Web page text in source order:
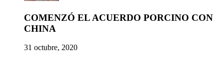
COMENZÓ EL ACUERDO PORCINO CON
CHINA
31 octubre, 2020